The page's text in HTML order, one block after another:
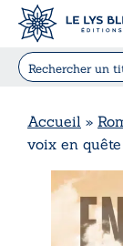
Accueil »
voix en